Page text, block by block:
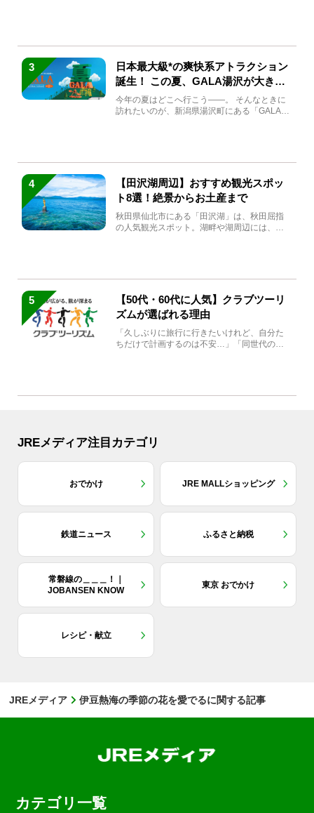
3
日本最大級*の爽快系アトラクション
誕生！ この夏、GALA湯沢が大きく
生まれ変わる
今年の夏はどこへ行こう――。 そんなときに
訪れたいのが、新潟県湯沢町にある「GALA湯
4
【田沢湖周辺】おすすめ観光スポッ
ト8選！絶景からお土産まで
秋田県仙北市にある「田沢湖」は、秋田屈指
の人気観光スポット。湖畔や湖周辺には、田
5
【50代・60代に人気】クラブツーリ
ズムが選ばれる理由
「久しぶりに旅行に行きたいけれど、自分た
ちだけで計画するのは不安…」「同世代の方
JREメディア注目カテゴリ
おでかけ JRE MALLショッピング
鉄道ニュース ふるさと納税
常磐線の＿＿＿！｜
JOBANSEN KNOW
東京 おでかけ
レシピ・献立
JREメディア 伊豆熱海の季節の花を愛でるに関する記事
カテゴリ一覧